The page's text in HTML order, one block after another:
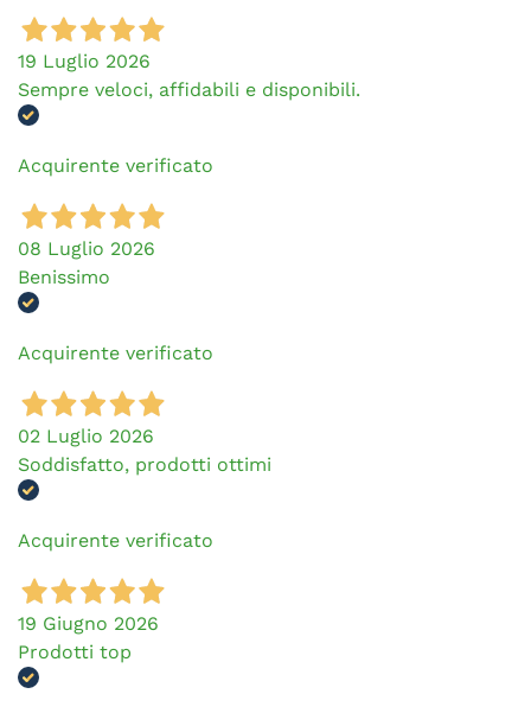
19 Luglio 2026
Sempre veloci, affidabili e disponibili.
Acquirente verificato
08 Luglio 2026
Benissimo
Acquirente verificato
02 Luglio 2026
Soddisfatto, prodotti ottimi
Acquirente verificato
19 Giugno 2026
Prodotti top